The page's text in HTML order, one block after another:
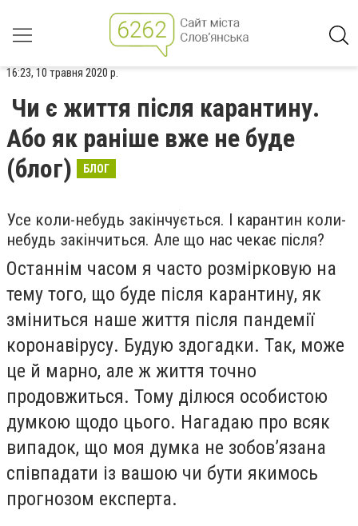
16:23, 10 травня 2020 р.
Чи є життя після карантину.
Або як раніше вже не буде
(блог)
БЛОГ
Усе коли-небудь закінчується. І карантин коли-
небудь закінчиться. Але що нас чекає після?
Останнім часом я часто розмірковую на
тему того, що буде після карантину, як
зміниться наше життя після пандемії
коронавірусу. Будую здогадки. Так, може
це й марно, але ж життя точно
продовжиться. Тому ділюся особистою
думкою щодо цього. Нагадаю про всяк
випадок, що моя думка не зобов’язана
співпадати із вашою чи бути якимось
прогнозом експерта.